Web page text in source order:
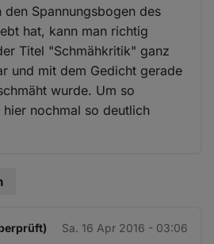
den Spannungsbogen des
hat, kann man richtig
Titel "Schmähkritik" ganz
und mit dem Gedicht gerade
wurde. Um so
nochmal so deutlich
Sa. 16 Apr 2016 - 03:06